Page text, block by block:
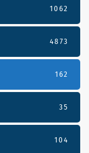
1062
4873
162
35
104